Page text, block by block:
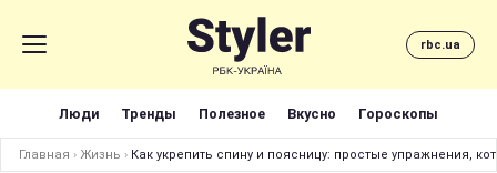
rbc.ua
Люди Тренды Полезное Вкусно Гороскопы
Главная › Жизнь › Как укрепить спину и поясницу: простые упражнения,